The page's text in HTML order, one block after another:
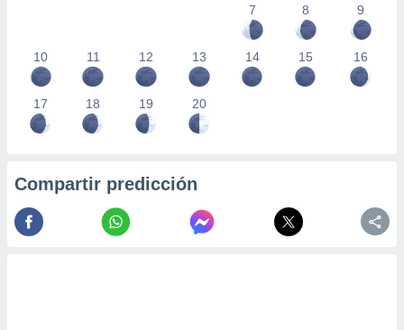
7
8 9
10 11 12 13 14 15 16
17 18 19 20
Compartir predicción